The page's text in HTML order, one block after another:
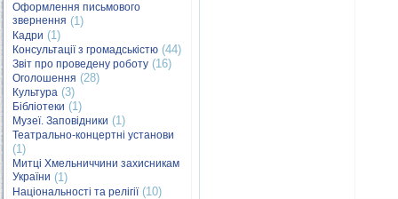
Оформлення письмового
звернення (1)
Кадри (1)
Консультації з громадськістю (44)
Звіт про проведену роботу (16)
Оголошення (28)
Культура (3)
Бібліотеки (1)
Музеї. Заповідники (1)
Театрально-концертні установи
(1)
Митці Хмельниччини захисникам
України (1)
Національності та релігії(10)